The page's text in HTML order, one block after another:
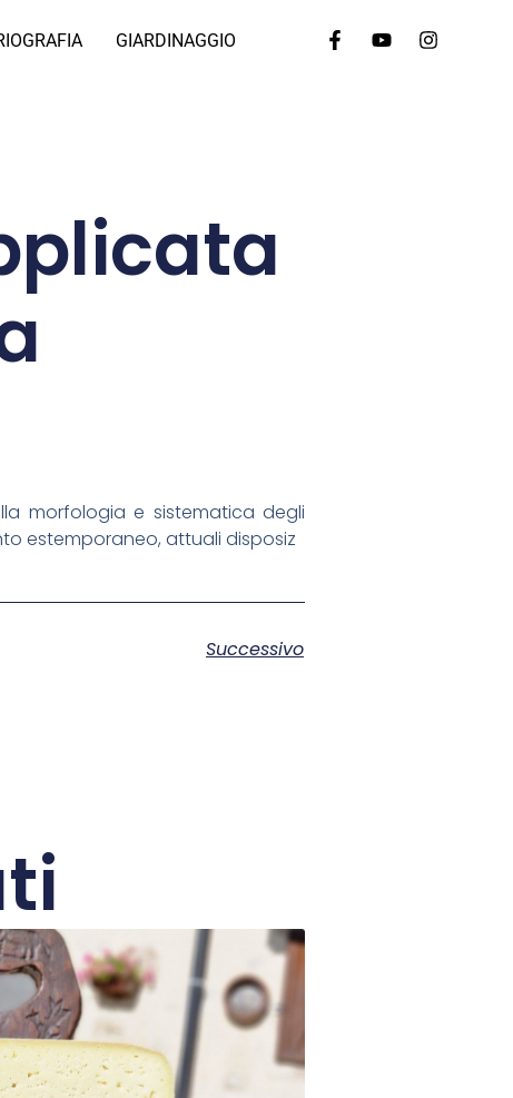
GIARDINAGGIO
morfologia e sistematica degli
estemporaneo, attuali disposiz
Successivo